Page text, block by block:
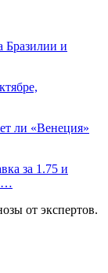
Бразилии и
ли «Венеция»
за 1.75 и
от экспертов.